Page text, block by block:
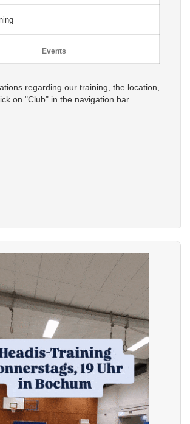
Events
regarding our training, the location,
on "Club" in the navigation bar.